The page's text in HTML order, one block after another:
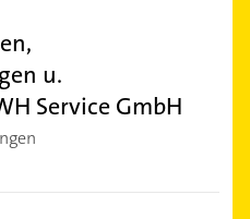
u.
Service GmbH